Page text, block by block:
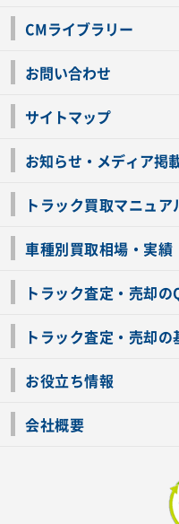
CMライブラリー
お問い合わせ
サイトマップ
お知らせ・メディア掲
トラック買取マニュア
車種別買取相場・実績
トラック査定・売却の
トラック査定・売却の
お役立ち情報
会社概要